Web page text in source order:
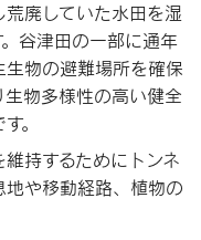
廃していた水田を湿
谷津田の一部に通年
物の避難場所を確保
物多様性の高い健全
。
持するためにトンネ
や移動経路、植物の